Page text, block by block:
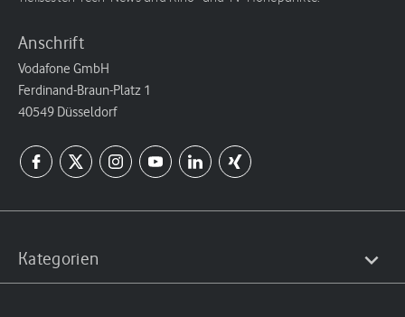
Anschrift
Vodafone GmbH
Ferdinand-Braun-Platz 1
40549 Düsseldorf
Kategorien